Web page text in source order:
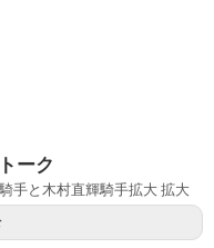
ーク
手と木村直輝騎手拡大 拡大